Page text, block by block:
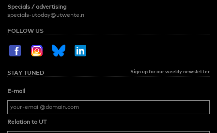
Specials / advertising
specials-utoday@utwente.nl
FOLLOW US
STAY TUNED Sign up for our weekly newsletter
E-mail
Relation to UT